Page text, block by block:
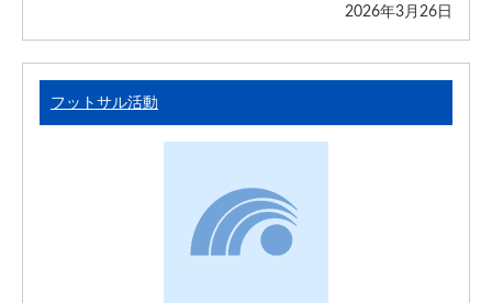
2026年3月26日
フットサル活動